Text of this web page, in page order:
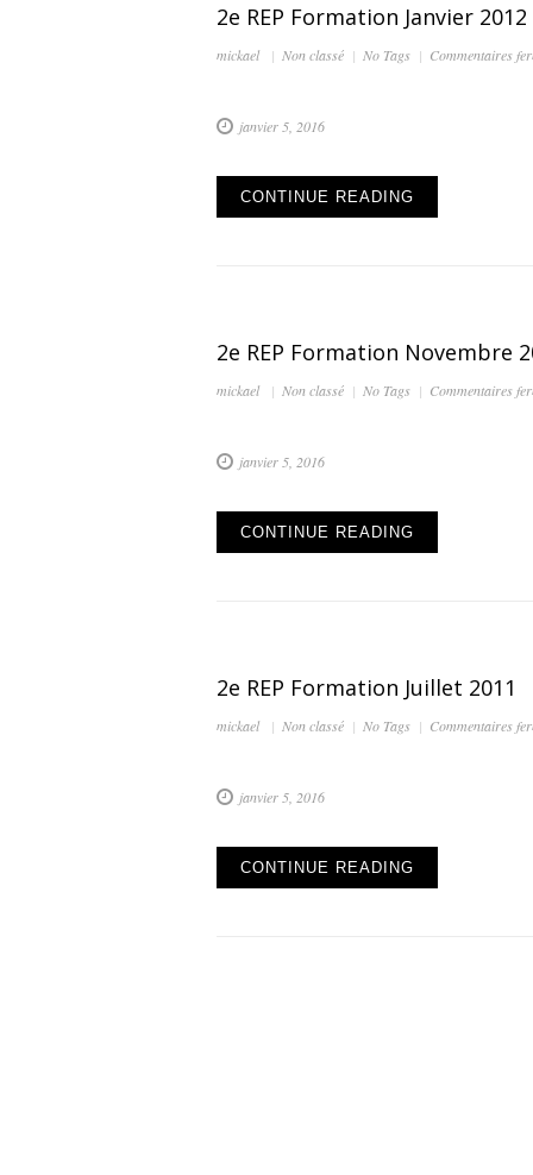
2e REP Formation Janvier 2012
mickael Non classé No Tags Commentaires
janvier 5, 2016
CONTINUE READING
2e REP Formation Novembre
mickael Non classé No Tags Commentaires
janvier 5, 2016
CONTINUE READING
2e REP Formation Juillet 2011
mickael Non classé No Tags Commentaires
janvier 5, 2016
CONTINUE READING